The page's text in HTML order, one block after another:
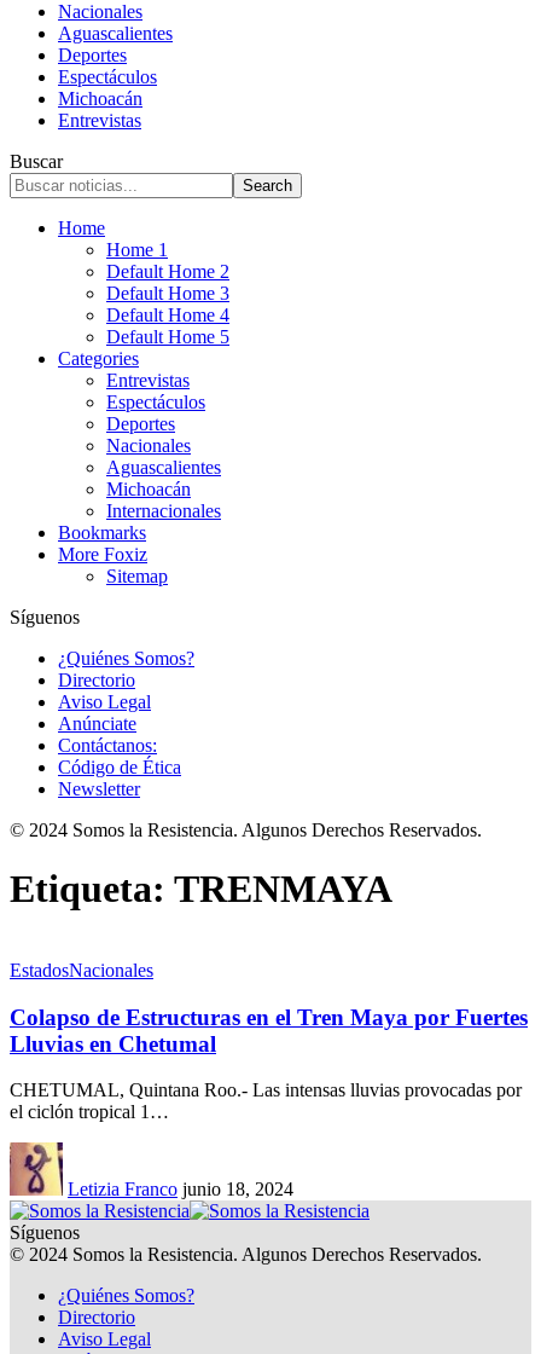
Nacionales
Aguascalientes
Deportes
Espectáculos
Michoacán
Entrevistas
Buscar
Home
Home 1
Default Home 2
Default Home 3
Default Home 4
Default Home 5
Categories
Entrevistas
Espectáculos
Deportes
Nacionales
Aguascalientes
Michoacán
Internacionales
Bookmarks
More Foxiz
Sitemap
Síguenos
¿Quiénes Somos?
Directorio
Aviso Legal
Anúnciate
Contáctanos:
Código de Ética
Newsletter
© 2024 Somos la Resistencia. Algunos Derechos Reservados.
Etiqueta: TRENMAYA
EstadosNacionales
Colapso de Estructuras en el Tren Maya por Fuertes
Lluvias en Chetumal
CHETUMAL, Quintana Roo.- Las intensas lluvias provocadas por
el ciclón tropical 1…
Letizia Franco junio 18, 2024
Síguenos
© 2024 Somos la Resistencia. Algunos Derechos Reservados.
¿Quiénes Somos?
Directorio
Aviso Legal